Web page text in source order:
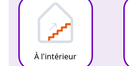
À l'intérieur